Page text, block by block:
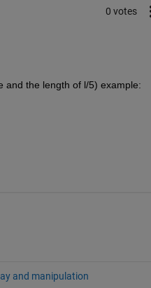
0 votes
and the length of l/5) example:
and manipulation